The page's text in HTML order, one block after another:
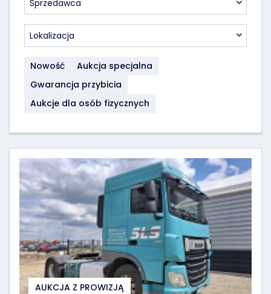
Sprzedawca
Lokalizacja
Nowość
Aukcja specjalna
Gwarancja przybicia
Aukcje dla osób fizycznych
AUKCJA Z PROWIZJĄ